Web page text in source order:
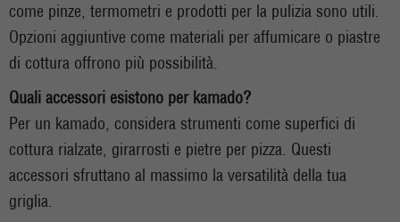
come pinze, termometri e prodotti per la pulizia sono utili.
Opzioni aggiuntive come materiali per affumicare o piastre
di cottura offrono più possibilità.
Quali accessori esistono per kamado?
Per un kamado, considera strumenti come superfici di
cottura rialzate, girarrosti e pietre per pizza. Questi
accessori sfruttano al massimo la versatilità della tua
griglia.